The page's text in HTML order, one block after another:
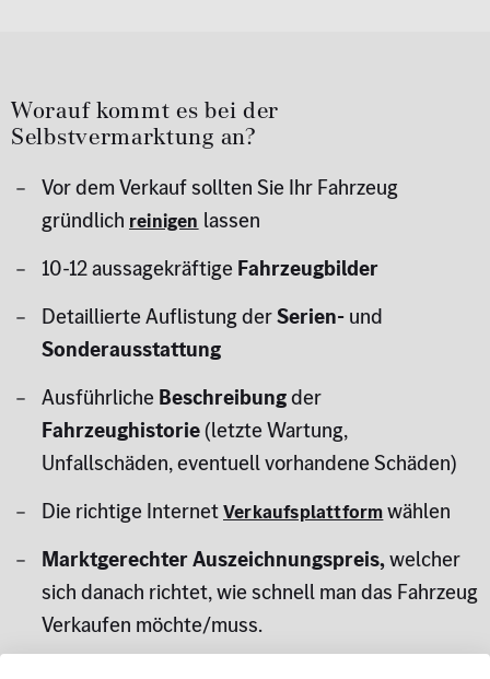
Worauf kommt es bei der
Selbstvermarktung an?
Vor dem Verkauf sollten Sie Ihr Fahrzeug
gründlich reinigen lassen
10-12 aussagekräftige Fahrzeugbilder
Detaillierte Auflistung derSerien-und
Sonderausstattung
Ausführliche Beschreibungder
Fahrzeughistorie(letzte Wartung,
Unfallschäden, eventuell vorhandene Schäden)
Die richtige InternetVerkaufsplattformwählen
Marktgerechter Auszeichnungspreis,welcher
sich danach richtet, wie schnell man das Fahrzeug
Verkaufen möchte/muss.